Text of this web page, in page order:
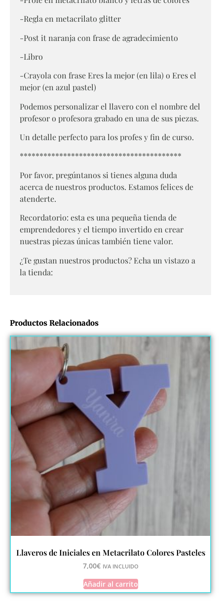
-Regla en metacrilato glitter
-Post it naranja con frase de agradecimiento
-Libro
-Crayola con frase Eres la mejor (en lila) o Eres el
mejor (en azul pastel)
Podemos personalizar el llavero con el nombre del
profesor o profesora grabado en una de sus piezas.
Un detalle perfecto para los profes y fin de curso.
*****************************************
Por favor, pregúntanos si tienes alguna duda
acerca de nuestros productos. Estamos felices de
atenderte.
Recordatorio: esta es una pequeña tienda de
emprendedores y el tiempo invertido en crear
nuestras piezas únicas también tiene valor.
¿Te gustan nuestros productos? Echa un vistazo a
la tienda:
Productos Relacionados
Llaveros de Iniciales en Metacrilato Colores Pasteles
7,00€ IVA INCLUIDO
Añadir al carrito